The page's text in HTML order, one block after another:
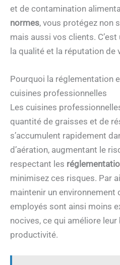
et de contamination
normes, vous protégez non
mais aussi vos clients.
la qualité et la réputation de
Pourquoi la réglementation
cuisines professionnelles
Les cuisines
quantité de graisses et de
s’accumulent rapidement
d’aération, augmentant le
respectant les
minimisez ces risques. Par
maintenir un environnement
employés sont ainsi moins
nocives, ce qui améliore
productivité.